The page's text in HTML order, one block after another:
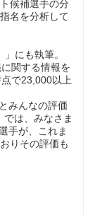
候補選手の分
名を分析して
にも執筆。
関する情報を
で23,000以上
みんなの評価
は、みなさま
手が、これま
りその評価も